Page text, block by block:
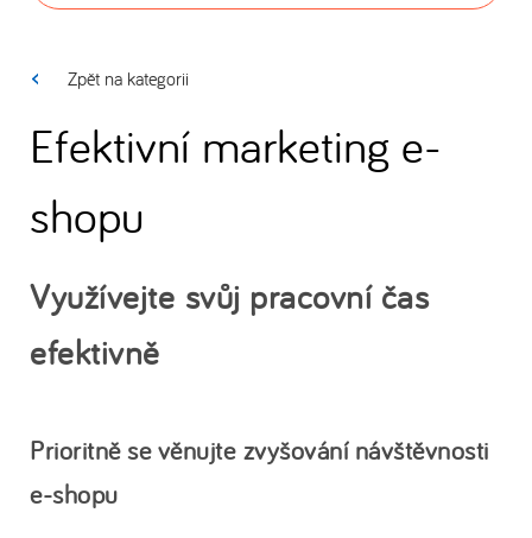
Zpět na kategorii
Efektivní marketing e-
shopu
Využívejte svůj pracovní čas
efektivně
Prioritně se věnujte zvyšování návštěvnosti
e-shopu